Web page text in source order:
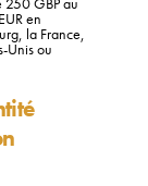
en
la France,
Unis ou